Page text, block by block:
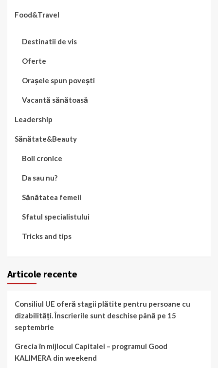
Food&Travel
Destinatii de vis
Oferte
Orașele spun povești
Vacantă sănătoasă
Leadership
Sănătate&Beauty
Boli cronice
Da sau nu?
Sănătatea femeii
Sfatul specialistului
Tricks and tips
Articole recente
Consiliul UE oferă stagii plătite pentru persoane cu
dizabilități. Înscrierile sunt deschise până pe 15
septembrie
Grecia în mijlocul Capitalei – programul Good
KALIMERA din weekend